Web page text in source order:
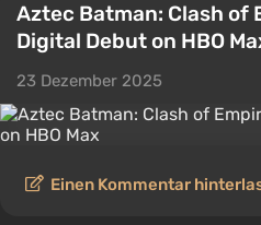
Aztec Batman: Clash of
Digital Debut on HBO
23 Dezember 2025
Einen Kommentar